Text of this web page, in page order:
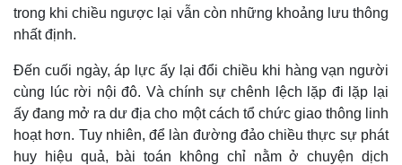
trong khi chiều ngược lại vẫn còn những khoảng lưu thông
nhất định.
Đến cuối ngày, áp lực ấy lại đổi chiều khi hàng vạn người
cùng lúc rời nội đô. Và chính sự chênh lệch lặp đi lặp lại
ấy đang mở ra dư địa cho một cách tổ chức giao thông linh
hoạt hơn. Tuy nhiên, để làn đường đảo chiều thực sự phát
huy hiệu quả, bài toán không chỉ nằm ở chuyện dịch